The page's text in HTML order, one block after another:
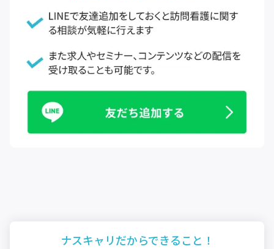
ナスキャリだからできること！